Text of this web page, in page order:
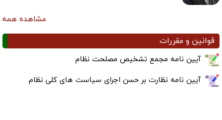
مشاهده همه
قوانین و مقررات
آیین نامه مجمع تشخیص مصلحت نظام
آیین نامه نظارت بر حسن اجرای سیاست های کلی نظام